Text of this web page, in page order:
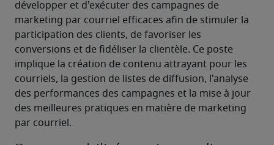
développer et d'exécuter des campagnes de
marketing par courriel efficaces afin de stimuler la
participation des clients, de favoriser les
conversions et de fidéliser la clientèle. Ce poste
implique la création de contenu attrayant pour les
courriels, la gestion de listes de diffusion, l'analyse
des performances des campagnes et la mise à jour
des meilleures pratiques en matière de marketing
par courriel.